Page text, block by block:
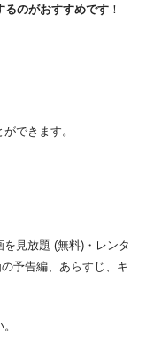
るのがおすすめです ！
できます。
見放題 (無料)・レンタ
予告編、あらすじ、キ